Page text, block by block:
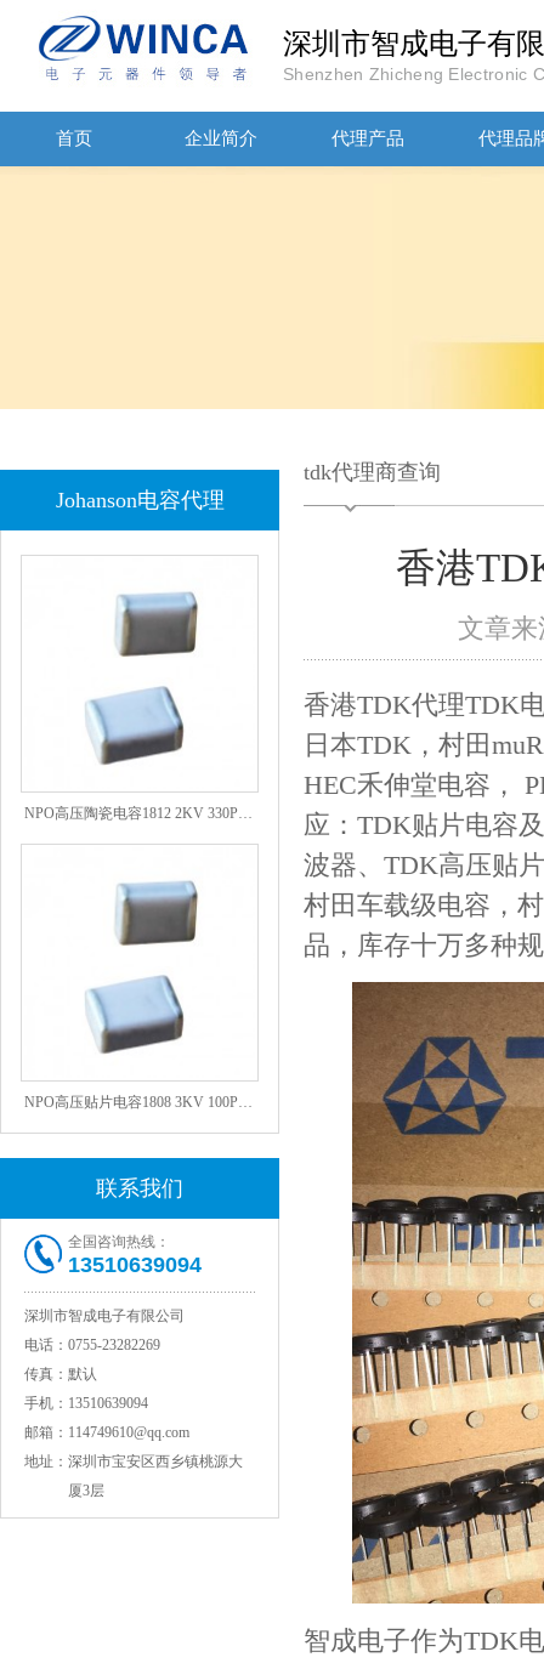
深圳市智成电子有
Shenzhen Zhicheng Electronic
首页 企业简介 代理产品 代理品
Johanson电容代理
NPO高压陶瓷电容1812 2KV 330PF 5%精度
NPO高压贴片电容1808 3KV 100PF J
联系我们
全国咨询热线：
13510639094
深圳市智成电子有限公司
电话： 0755-23282269
传真： 默认
手机： 13510639094
邮箱： 114749610@qq.com
地址： 深圳市宝安区西乡镇桃源大
厦3层
tdk代理商查询
香港
文章
香港TDK代理TDK
日本TDK，村田
HEC禾伸堂电容，
应：TDK贴片电容
波器、TDK高压贴
村田车载级电容，
品，库存十万多种
智成电子作为TDK